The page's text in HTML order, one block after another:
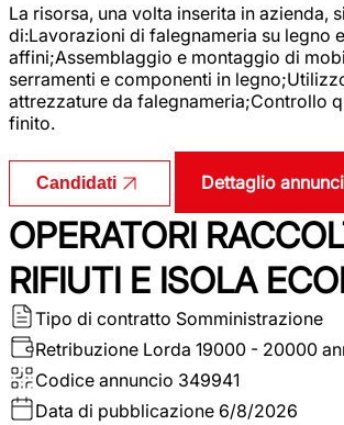
La risorsa, una volta inserita in azienda,
di:Lavorazioni di falegnameria su legno
affini;Assemblaggio e montaggio di
serramenti e componenti in
attrezzature da falegnameria;Controllo
finito.
Candidati Dettaglio
OPERATORI
RIFIUTI E ISOLA
Tipo di contratto Somministrazione
Retribuzione Lorda 19000 - 20000
Codice annuncio 349941
Data di pubblicazione 6/8/2026